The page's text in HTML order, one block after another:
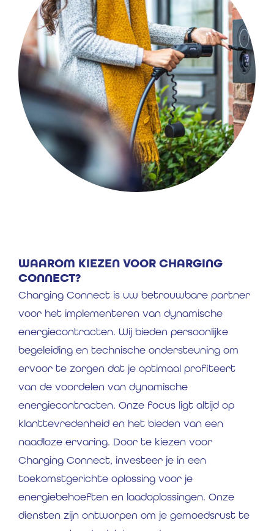
WAAROM KIEZEN VOOR CHARGING
CONNECT?
Charging Connect is uw betrouwbare partner
voor het implementeren van dynamische
energiecontracten. Wij bieden persoonlijke
begeleiding en technische ondersteuning om
ervoor te zorgen dat je optimaal profiteert
van de voordelen van dynamische
energiecontracten. Onze focus ligt altijd op
klanttevredenheid en het bieden van een
naadloze ervaring. Door te kiezen voor
Charging Connect, investeer je in een
toekomstgerichte oplossing voor je
energiebehoeften en laadoplossingen. Onze
diensten zijn ontworpen om je gemoedsrust te